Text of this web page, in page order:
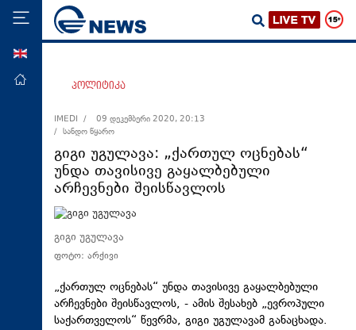
მთავარი
ეკონომიკა
მსოფლიო
ჯანდაცვა
საზოგადოება
სამართალი
რეგიონი
კულტურა
პოლიტიკა
IMEDI /
09 დეკემბერი 2020, 20:13
/ სანდო წყარო
გიგი უგულავა: „ქართულ ოცნებას“
უნდა თავისივე გაყალბებული
არჩევნები შეისწავლოს
გიგი უგულავა
ფოტო: არქივი
„ქართულ ოცნებას“ უნდა თავისივე გაყალბებული
არჩევნები შეისწავლოს, - ამის შესახებ „ევროპული
საქართველოს“ წევრმა, გიგი უგულავამ განაცხადა.